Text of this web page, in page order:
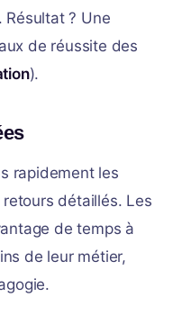
Résultat ? Une
de réussite des
).
rapidement les
détaillés. Les
de temps à
de leur métier,